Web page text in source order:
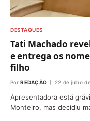
DESTAQUES
Tati Machado
e entrega os
filho
Por REDAÇÃO 22 de julho
Apresentadora está
Monteiro, mas decidiu